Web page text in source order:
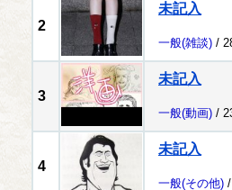
2
未記入
一般(雑談) /
3
未記入
一般(動画) /
4
未記入
一般(その他)